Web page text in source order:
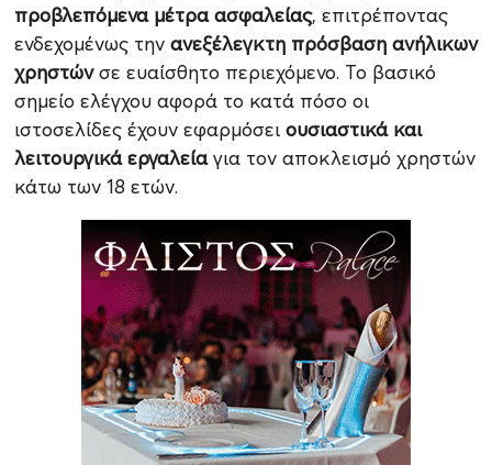
προβλεπόμενα μέτρα ασφαλείας, επιτρέποντας
ενδεχομένως την ανεξέλεγκτη πρόσβαση ανήλικων
χρηστώνσε ευαίσθητο περιεχόμενο. Το βασικό
σημείο ελέγχου αφορά το κατά πόσο οι
ιστοσελίδες έχουν εφαρμόσει ουσιαστικά και
λειτουργικά εργαλείαγια τον αποκλεισμό χρηστών
κάτω των 18 ετών.